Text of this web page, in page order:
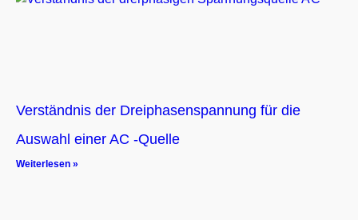
Verständnis der Dreiphasenspannung für die
Auswahl einer AC -Quelle
Weiterlesen »